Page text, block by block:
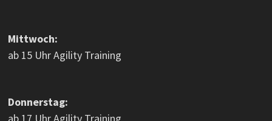
Mittwoch:
ab 15 Uhr Agility Training
Donnerstag: